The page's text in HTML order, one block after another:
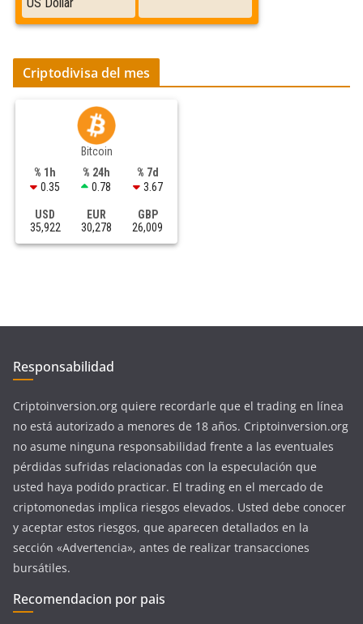
Criptodivisa del mes
Bitcoin
% 1h
0.35
% 24h
0.78
% 7d
3.67
USD
35,922
EUR
30,278
GBP
26,009
Responsabilidad
Criptoinversion.org quiere recordarle que el trading en línea
no está autorizado a menores de 18 años. Criptoinversion.org
no asume ninguna responsabilidad frente a las eventuales
pérdidas sufridas relacionadas con la especulación que
usted haya podido practicar. El trading en el mercado de
criptomonedas implica riesgos elevados. Usted debe conocer
y aceptar estos riesgos, que aparecen detallados en la
sección «Advertencia», antes de realizar transacciones
bursátiles.
Recomendacion por pais